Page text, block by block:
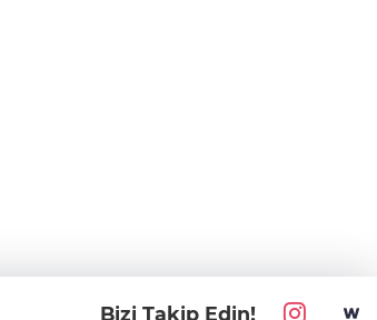
Bizi Takip Edin!